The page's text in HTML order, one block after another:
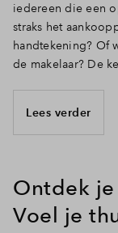
iedereen die een
straks het
handtekening? Of
de makelaar? De
Lees verder
Ontdek je
Voel je